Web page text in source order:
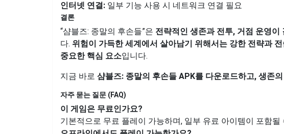
인터넷 연결: 일부 기능 사용 시 네트워크 연결 필요
결론
“샴블즈: 종말의 후손들”은 전략적인 생존과 전투, 거점 운영이
다. 위험이 가득한 세계에서 살아남기 위해서는 강한 전략과
중요한 핵심 요소입니다.
지금 바로 샴블즈: 종말의 후손들 APK를 다운로드하고, 생존
자주 묻는 질문 (FAQ)
이 게임은 무료인가요?
기본적으로 무료 플레이 가능하며, 일부 유료 아이템이 포함될